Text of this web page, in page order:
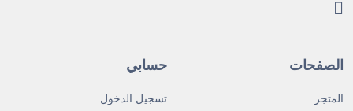
الصفحات
المتجر
حسابي
تسجيل الدخول